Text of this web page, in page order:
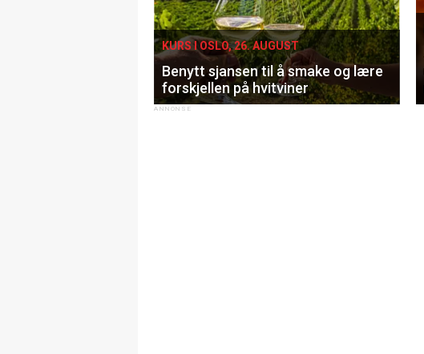
KURS I OSLO, 26. AUGUST
Benytt sjansen til å smake og lære
forskjellen på hvitviner